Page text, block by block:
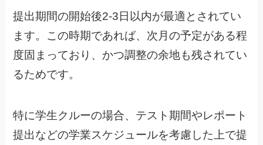
提出期間の開始後2-3日以内が最適とされてい
ます。この時期であれば、次月の予定がある程
度固まっており、かつ調整の余地も残されてい
るためです。
特に学生クルーの場合、テスト期間やレポート
提出などの学業スケジュールを考慮した上で提